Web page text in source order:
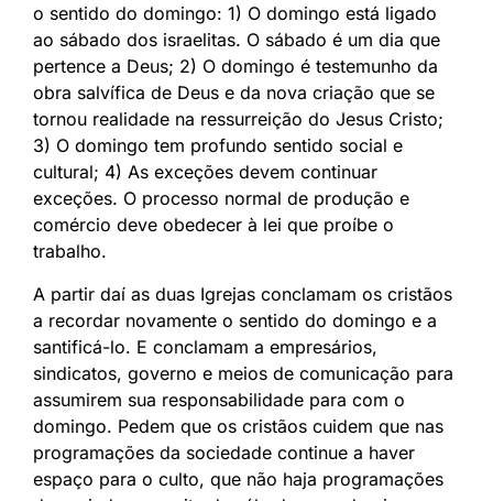
o sentido do domingo: 1) O domingo está ligado
ao sábado dos israelitas. O sábado é um dia que
pertence a Deus; 2) O domingo é testemunho da
obra salvífica de Deus e da nova criação que se
tornou realidade na ressurreição do Jesus Cristo;
3) O domingo tem profundo sentido social e
cultural; 4) As exceções devem continuar
exceções. O processo normal de produção e
comércio deve obedecer à lei que proíbe o
trabalho.
A partir daí as duas Igrejas conclamam os cristãos
a recordar novamente o sentido do domingo e a
santificá-lo. E conclamam a empresários,
sindicatos, governo e meios de comunicação para
assumirem sua responsabilidade para com o
domingo. Pedem que os cristãos cuidem que nas
programações da sociedade continue a haver
espaço para o culto, que não haja programações